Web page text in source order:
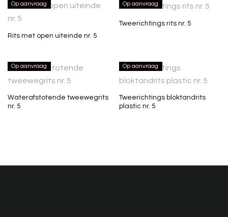
Op aanvraag
Rits met open uiteinde nr. 5
Op aanvraag
Tweerichtings rits nr. 5
Op aanvraag
Waterafstotende tweewegrits
nr. 5
Op aanvraag
Tweerichtings bloktandrits
plastic nr. 5